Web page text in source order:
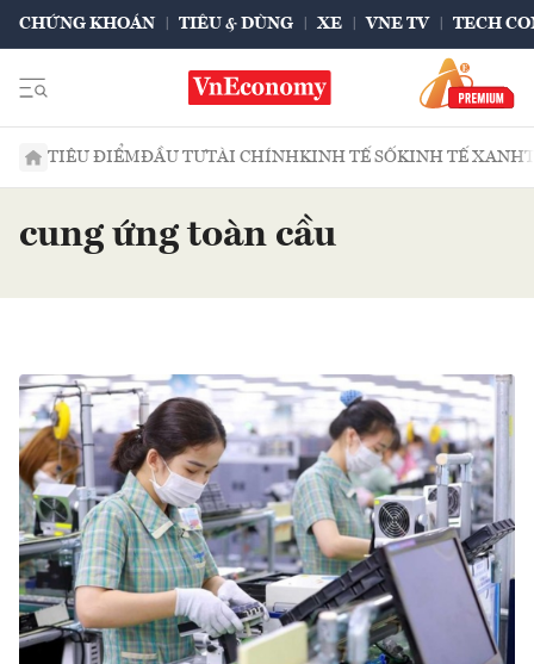
CHỨNG KHOÁN TIÊU & DÙNG XE VNE TV TECH
TIÊU ĐIỂMĐẦU TƯTÀI CHÍNHKINH TẾ SỐKINH TẾ XANH
cung ứng toàn cầu